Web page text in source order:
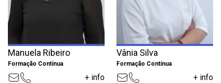
Manuela Ribeiro
Formação Contínua
+ info
Vânia Silva
Formação Contínua
+ info